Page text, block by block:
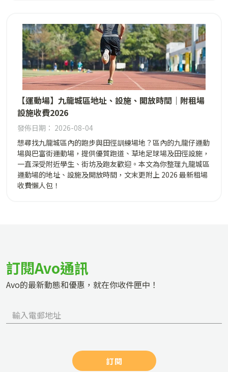
【運動場】九龍城區地址、設施、開放時間｜附租場
設施收費2026
發佈日期： 2026-08-04
想尋找九龍城區內的跑步與田徑訓練場地？區內的九龍仔運動
場與巴富街運動場，提供優質跑道、草地足球場及田徑設施，
一直深受附近學生、街坊及跑友歡迎。本文為你整理九龍城區
運動場的地址、設施及開放時間，文末更附上 2026 最新租場
收費懶人包！
訂閱Avo通訊
Avo的最新動態和優惠，就在你收件匣中！
訂閱